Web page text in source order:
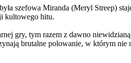
szefowa Miranda (Meryl Streep)
kultowego hitu.
gry, tym razem z dawno
brutalne polowanie, w którym nie